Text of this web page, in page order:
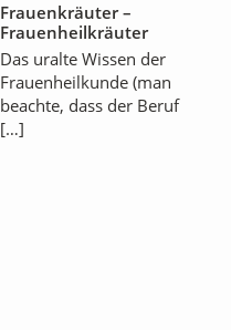
Frauenkräuter –
Frauenheilkräuter
Das uralte Wissen der
Frauenheilkunde (man
beachte, dass der Beruf
[…]